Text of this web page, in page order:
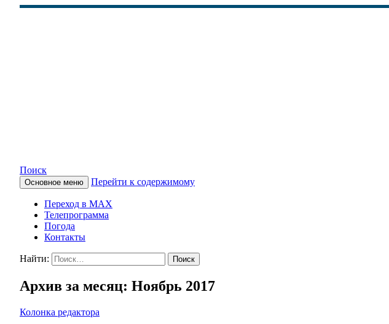
КАМЧАТСКОЕ ИНФОРМАЦИОННОЕ
Поиск
Основное меню Перейти к содержимому
Переход в MAX
Телепрограмма
Погода
Контакты
Найти:
Архив за месяц: Ноябрь 2017
Колонка редактора